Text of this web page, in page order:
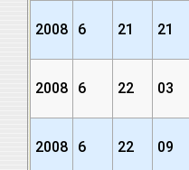
2008 6 21 21
2008 6 22 03
2008 6 22 09